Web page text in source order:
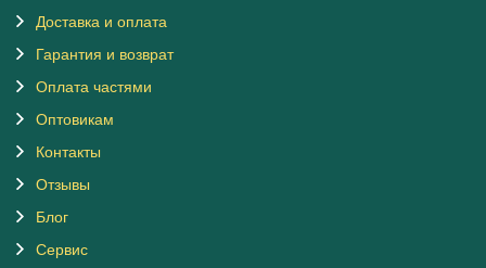
Доставка и оплата
Гарантия и возврат
Оплата частями
Оптовикам
Контакты
Отзывы
Блог
Сервис